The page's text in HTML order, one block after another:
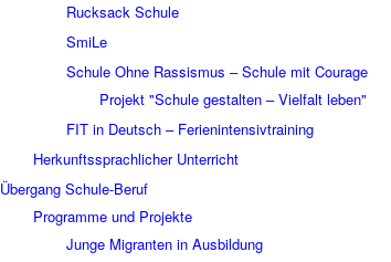
Rucksack Schule
SmiLe
Schule Ohne Rassismus – Schule mit Courage
Projekt "Schule gestalten – Vielfalt leben"
FIT in Deutsch – Ferienintensivtraining
Herkunftssprachlicher Unterricht
Übergang Schule-Beruf
Programme und Projekte
Junge Migranten in Ausbildung